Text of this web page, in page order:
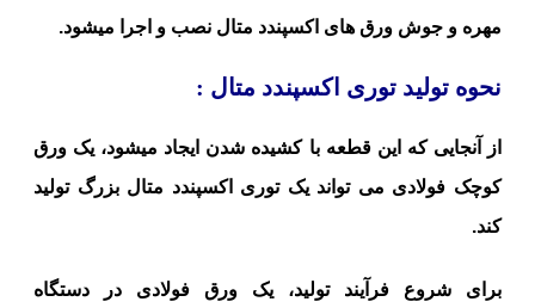
مهره و جوش ورق های اکسپندد متال نصب و اجرا میشود.
نحوه تولید توری اکسپندد متال :
از آنجایی که این قطعه با کشیده شدن ایجاد میشود، یک ورق
کوچک فولادی می تواند یک توری اکسپندد متال بزرگ تولید
کند.
برای شروع فرآیند تولید، یک ورق فولادی در دستگاه